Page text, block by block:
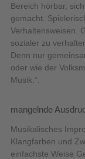
Bereich hörbar,
gemacht.
Verhaltensweisen.
sozialer zu
Denn nur
oder wie der
Musik.“.
mangelnde
Musikalisches
Klangfarben und
einfachste Weise